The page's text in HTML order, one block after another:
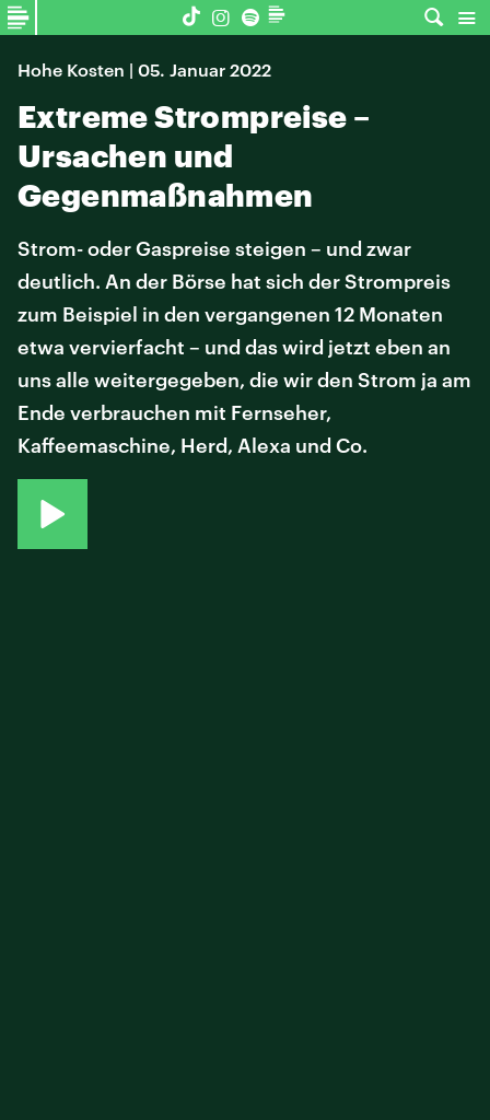
Hohe Kosten | 05. Januar 2022
Extreme Strompreise –
Ursachen und
Gegenmaßnahmen
Strom- oder Gaspreise steigen – und zwar
deutlich. An der Börse hat sich der Strompreis
zum Beispiel in den vergangenen 12 Monaten
etwa vervierfacht – und das wird jetzt eben an
uns alle weitergegeben, die wir den Strom ja am
Ende verbrauchen mit Fernseher,
Kaffeemaschine, Herd, Alexa und Co.